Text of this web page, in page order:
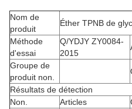
Nom de
produit
Éther TPNB de
Méthode
d'essai
Q/YDJY ZY0084-
2015
Groupe de
produit non.
Résultats de détection
Non.
Articles